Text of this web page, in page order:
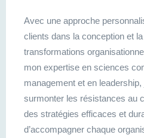
Avec une approche
clients dans la conception et
transformations
mon expertise en sciences
management et en leadership,
surmonter les résistances au
des stratégies efficaces et
d’accompagner chaque